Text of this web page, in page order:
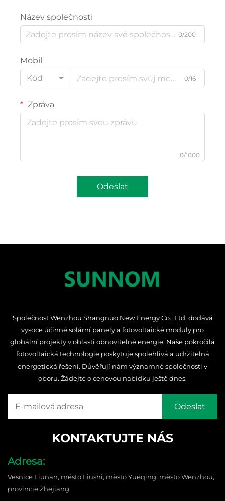
Název společnosti
0/200
Mobil
Kód
0/16
Zpráva
0/1000
Odeslat
Společnost Wenzhou Shangnuo New Energy Co., Ltd. dodává
vysoce účinné solární panely a fotovoltaické moduly pro
globální projekty v oblasti obnovitelné energie. Naše pokročilá
fotovoltaická technologie poskytuje spolehlivá a udržitelná
energetická řešení. Důvěřují nám významné společnosti v
oboru. Žádejte o cenovou nabídku ještě dnes.
KONTAKTUJTE NÁS
Adresa:
Vesnice Liunan, město Liushi, město Yueqing, město Wenzhou,
provincie Zhejiang